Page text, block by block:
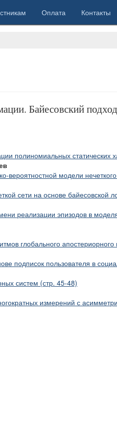
Оплата Контакты
Байесовский подход
полиномиальных статических
вероятностной модели
сети на основе байесовской
реализации эпизодов в
глобального
подписок пользователя в
систем (стр. 45-48)
измерений с